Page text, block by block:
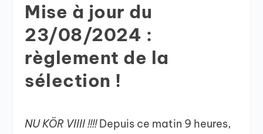
Mise à jour du
23/08/2024 :
règlement de la
sélection !
NU KÖR VIIII !!!!Depuis ce matin 9 heures,